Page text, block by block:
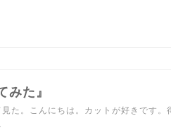
た』
た。こんにちは。カットが好きです。